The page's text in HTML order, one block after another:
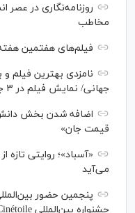
روزنامه‌نگاری در عصر
مخاطب
فیلم‌های هفتمین
جهانی/ نمایش فیلم در ۳ جشنواره دیگر
اضافه شدن بخش
قیمت جان»
«آسباد»؛ روایتی
می‌آید
پنجمین حضور
جشنواره بین‌المللی Cinétoile تونس